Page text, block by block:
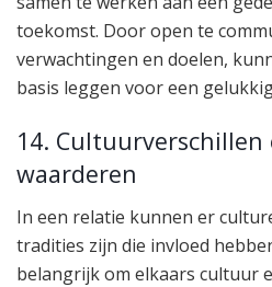
toekomst. Door open te
verwachtingen en doelen,
basis leggen voor een
14.
waarderen
In een relatie kunnen er
tradities zijn die invloed
belangrijk om elkaars cultuur